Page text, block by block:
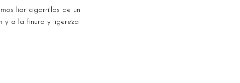
liar cigarrillos de un
y a la finura y ligereza